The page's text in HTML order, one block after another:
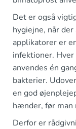
Det er også
hygiejne, når
applikatorer er
infektioner.
anvendes én
bakterier.
en god
hænder, før man
Derfor er